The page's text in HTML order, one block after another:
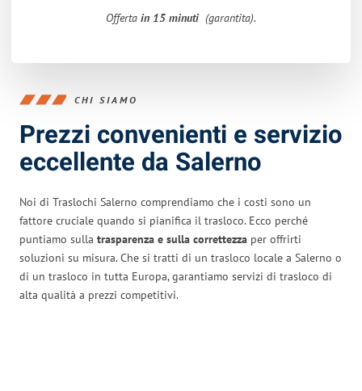
Offerta in 15 minuti (garantita).
CHI SIAMO
Prezzi convenienti e servizio
eccellente da Salerno
Noi di Traslochi Salerno comprendiamo che i costi sono un
fattore cruciale quando si pianifica il trasloco. Ecco perché
puntiamo sulla trasparenza e sulla correttezza per offrirti
soluzioni su misura. Che si tratti di un trasloco locale a Salerno o
di un trasloco in tutta Europa, garantiamo servizi di trasloco di
alta qualità a prezzi competitivi.